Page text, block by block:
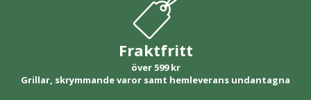
Fraktfritt
över 599 kr
Grillar, skrymmande varor samt hemleverans undantagna